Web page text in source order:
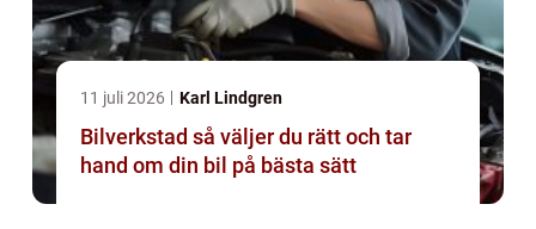
11 juli 2026 Karl Lindgren
Bilverkstad så väljer du rätt och tar
hand om din bil på bästa sätt